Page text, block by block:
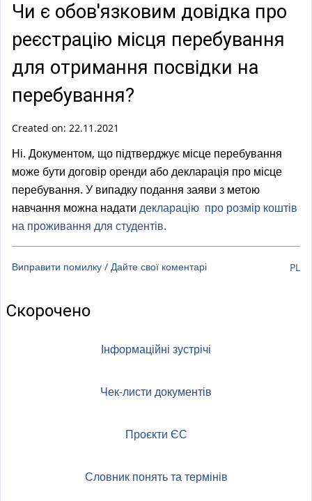
Оплати
Найчастіші питання (FAQ)
Пояснення
i
s
x
a
l
)
тут
Чи є обов'язковим довідка про
реєстрацію місця перебування
для отримання посвідки на
перебування?
Created on: 22.11.2021
Ні. Документом, що підтверджує місце перебування
може бути договір оренди або декларація про місце
перебування. У випадку подання заяви з метою
навчання можна надати декларацію про розмір коштів
на проживання для студентів.
Виправити помилку / Дайте свої коментарі PL
Скорочено
Інформаційні зустрічі
Чек-листи документів
Проєкти ЄС
Словник понять та термінів